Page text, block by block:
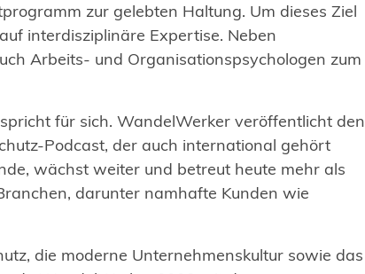
zur gelebten Haltung. Um dieses Ziel
interdisziplinäre Expertise. Neben
Arbeits- und Organisationspsychologen zum
für sich. WandelWerker veröffentlicht den
Podcast, der auch international gehört
wächst weiter und betreut heute mehr als
darunter namhafte Kunden wie
die moderne Unternehmenskultur sowie das